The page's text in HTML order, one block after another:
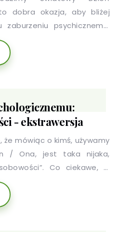
dobra okazja, aby bliżej
psychicznemu,
jest wieloma błędnymi
osób, które na
artykule, przedstawimy
- ekstrawersja
że mówiąc o kimś, używamy
/ Ona, jest taka nijaka,
Co ciekawe, w
ma nawet odrobiny racji,
ma charakterystyczny dla
się w różnych obszarach